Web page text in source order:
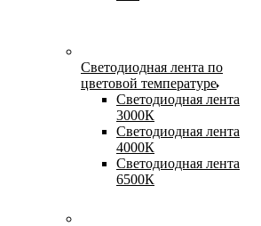
Светодиодная лента по
цветовой температуре
Светодиодная лента
3000К
Светодиодная лента
4000К
Светодиодная лента
6500К